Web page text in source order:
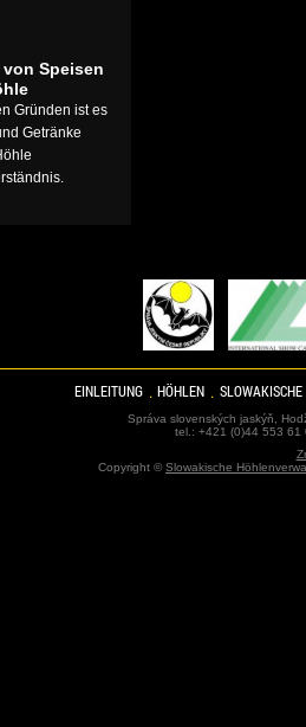
Speisen
Gründen ist es
Getränke
EINLEITUNG HÖHLEN
Správa slovenských jaskýň,
tel.: +421 (0)44 553
Copyright ©Slowakische